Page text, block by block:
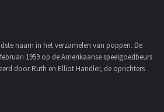
naam in het verzamelen van poppen. De
1959 op de Amerikaanse speelgoedbeurs
door Ruth en Elliot Handler, de oprichters